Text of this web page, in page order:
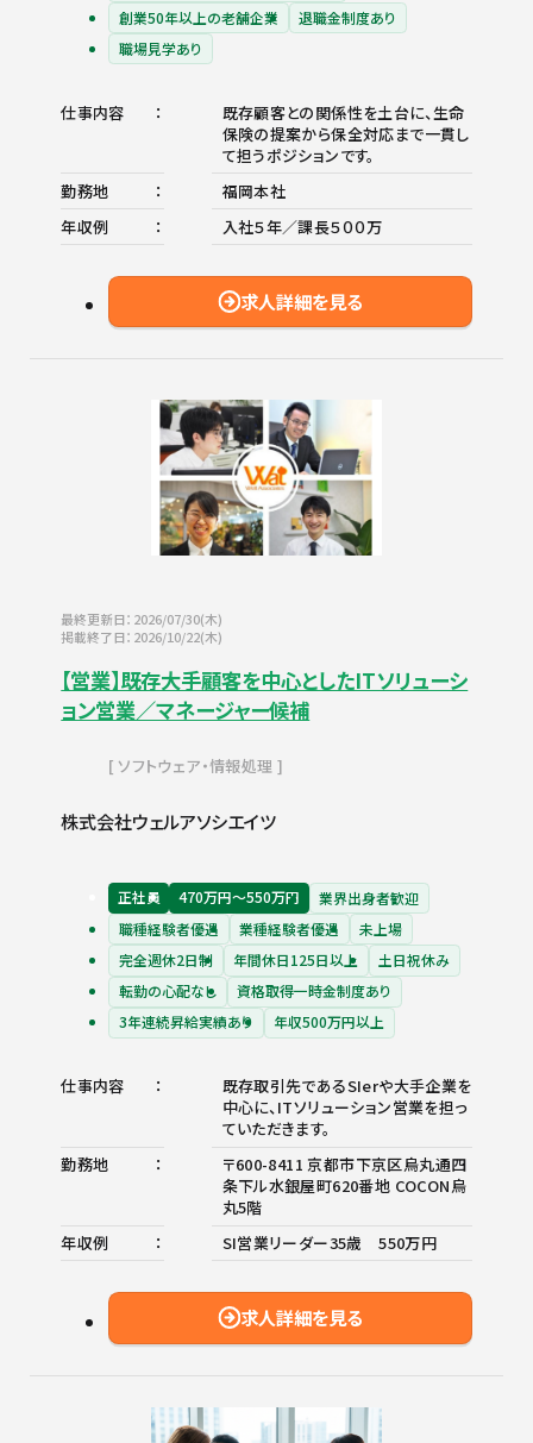
創業50年以上の老舗企業
退職金制度あり
職場見学あり
仕事内容
既存顧客との関係性を土台に、生命
保険の提案から保全対応まで一貫し
て担うポジションです。
勤務地
福岡本社
年収例
入社５年／課長５００万
求人詳細を見る
最終更新日：2026/07/30(木)
掲載終了日：2026/10/22(木)
【営業】既存大手顧客を中心としたITソリューシ
ョン営業／マネージャー候補
ソフトウェア・情報処理
株式会社ウェルアソシエイツ
正社員 470万円〜550万円
業界出身者歓迎
職種経験者優遇
業種経験者優遇
未上場
完全週休2日制
年間休日125日以上
土日祝休み
転勤の心配なし
資格取得一時金制度あり
3年連続昇給実績あり
年収500万円以上
仕事内容
既存取引先であるSIerや大手企業を
中心に、ITソリューション営業を担っ
ていただきます。
勤務地
〒600-8411 京都市下京区烏丸通四
条下ル水銀屋町620番地 COCON烏
丸5階
年収例
SI営業リーダー35歳 550万円
求人詳細を見る